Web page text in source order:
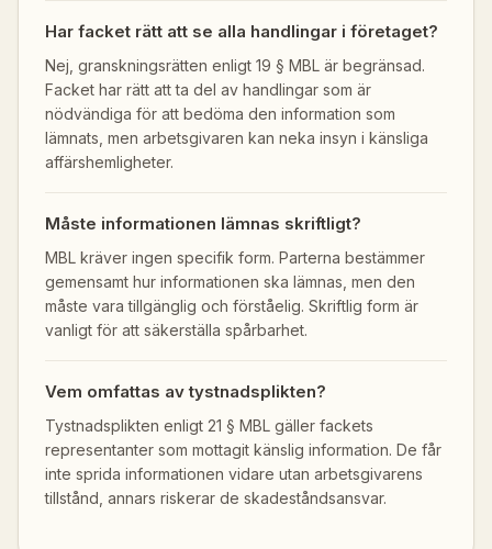
Har facket rätt att se alla handlingar i företaget?
Nej, granskningsrätten enligt 19 § MBL är begränsad.
Facket har rätt att ta del av handlingar som är
nödvändiga för att bedöma den information som
lämnats, men arbetsgivaren kan neka insyn i känsliga
affärshemligheter.
Måste informationen lämnas skriftligt?
MBL kräver ingen specifik form. Parterna bestämmer
gemensamt hur informationen ska lämnas, men den
måste vara tillgänglig och förståelig. Skriftlig form är
vanligt för att säkerställa spårbarhet.
Vem omfattas av tystnadsplikten?
Tystnadsplikten enligt 21 § MBL gäller fackets
representanter som mottagit känslig information. De får
inte sprida informationen vidare utan arbetsgivarens
tillstånd, annars riskerar de skadeståndsansvar.